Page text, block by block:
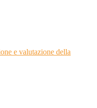
e valutazione della